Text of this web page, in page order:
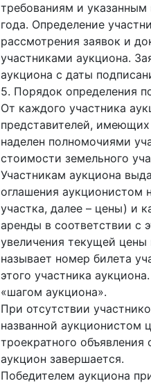
требованиям и
года. Определение
рассмотрения заявок и
участниками аукциона.
аукциона с даты
5. Порядок определения
От каждого участника
представителей,
наделен полномочиями
стоимости земельного
Участникам аукциона
оглашения аукционистом
участка, далее – цены) и
аренды в соответствии с
увеличения текущей
называет номер билета
этого участника
«шагом аукциона».
При отсутствии
названной аукционистом
троекратного
аукцион завершается.
Победителем аукциона